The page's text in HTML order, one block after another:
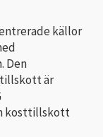
källor
Den
är
kosttillskott